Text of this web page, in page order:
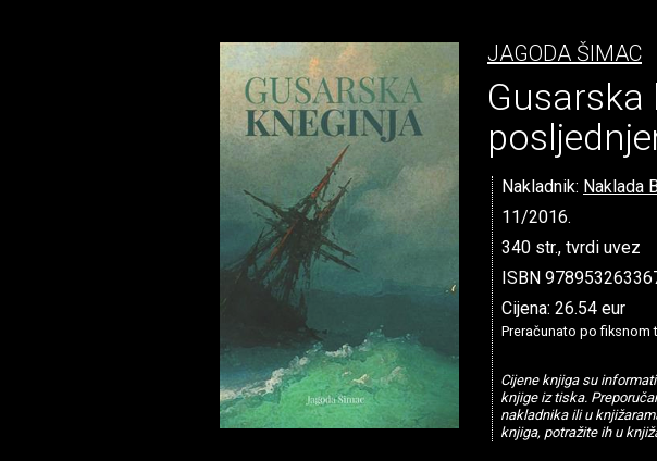
JAGODA ŠIMAC
Gusarska
Nakladnik: Naklada
11/2016.
340 str., tvrdi uvez
ISBN
Cijena: 26.54 eur
Preračunato po fiksnom
Cijene knjiga su
knjige iz tiska.
nakladnika ili u
knjiga, potražite ih u